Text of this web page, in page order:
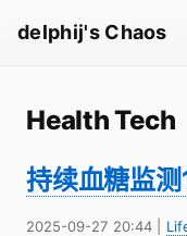
delphij's Chaos
Health Tech
持续血糖监
2025-09-27 20:44|